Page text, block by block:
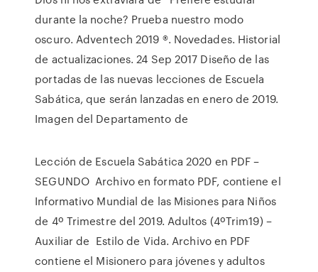
durante la noche? Prueba nuestro modo
oscuro. Adventech 2019 ®. Novedades. Historial
de actualizaciones. 24 Sep 2017 Diseño de las
portadas de las nuevas lecciones de Escuela
Sabática, que serán lanzadas en enero de 2019.
Imagen del Departamento de
Lección de Escuela Sabática 2020 en PDF –
SEGUNDO Archivo en formato PDF, contiene el
Informativo Mundial de las Misiones para Niños
de 4º Trimestre del 2019. Adultos (4ºTrim19) –
Auxiliar de Estilo de Vida. Archivo en PDF
contiene el Misionero para jóvenes y adultos